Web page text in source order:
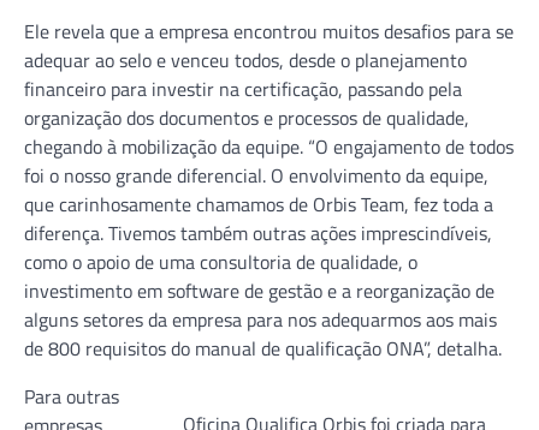
Ele revela que a empresa encontrou muitos desafios para se
adequar ao selo e venceu todos, desde o planejamento
financeiro para investir na certificação, passando pela
organização dos documentos e processos de qualidade,
chegando à mobilização da equipe. “O engajamento de todos
foi o nosso grande diferencial. O envolvimento da equipe,
que carinhosamente chamamos de Orbis Team, fez toda a
diferença. Tivemos também outras ações imprescindíveis,
como o apoio de uma consultoria de qualidade, o
investimento em software de gestão e a reorganização de
alguns setores da empresa para nos adequarmos aos mais
de 800 requisitos do manual de qualificação ONA”, detalha.
Oficina Qualifica Orbis foi criada para
Para outras